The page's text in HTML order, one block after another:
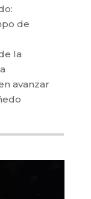
de
la
avanzar